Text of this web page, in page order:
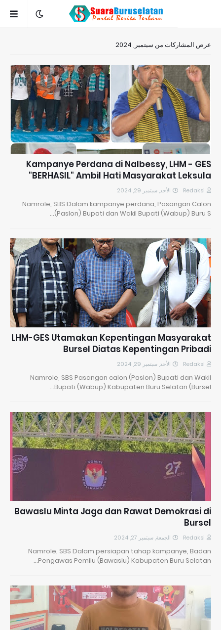
عرض المشاركات من سبتمبر, 2024
Kampanye Perdana di Nalbessy, LHM - GES
"BERHASIL" Ambil Hati Masyarakat Leksula
Redaksi الأحد, سبتمبر 29, 2024
Namrole, SBS Dalam kampanye perdana, Pasangan Calon
(Paslon) Bupati dan Wakil Bupati (Wabup) Buru S…
LHM-GES Utamakan Kepentingan Masyarakat
Bursel Diatas Kepentingan Pribadi
Redaksi الأحد, سبتمبر 29, 2024
Namrole, SBS Pasangan calon (Paslon) Bupati dan Wakil
Bupati (Wabup) Kabupaten Buru Selatan (Bursel…
Bawaslu Minta Jaga dan Rawat Demokrasi di
Bursel
Redaksi الجمعة, سبتمبر 27, 2024
Namrole, SBS Dalam persiapan tahap kampanye, Badan
Pengawas Pemilu (Bawaslu) Kabupaten Buru Selatan…